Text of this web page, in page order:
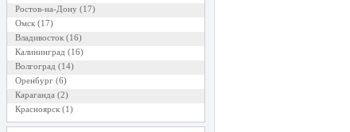
Ростов-на-Дону(17)
Омск(17)
Владивосток(16)
Калининград (16)
Волгоград (14)
Оренбург(6)
Караганда (2)
Красноярск(1)